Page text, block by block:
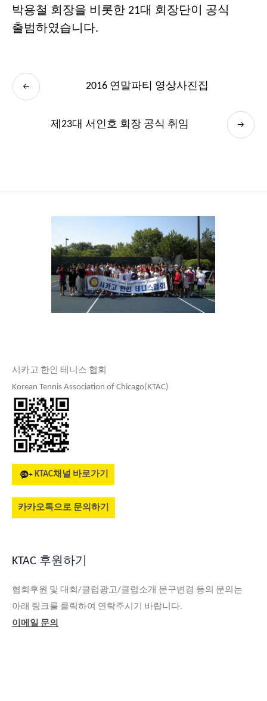
박용철 회장을 비롯한 21대 회장단이 공식
출범하였습니다.
2016 연말파티 영상사진집
제23대 서인호 회장 공식 취임
시카고 한인 테니스 협회
Korean Tennis Association of Chicago(KTAC)
KTAC채널 바로가기
카카오톡으로 문의하기
KTAC 후원하기
협회후원 및 대회/클럽광고/클럽소개 문구변경 등의 문의는
아래 링크를 클릭하여 연락주시기 바랍니다.
이메일 문의